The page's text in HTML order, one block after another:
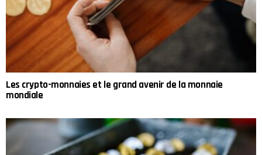
Les crypto-monnaies et le grand avenir de la monnaie
mondiale